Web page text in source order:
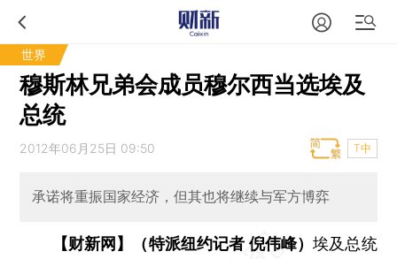
世界
穆斯林兄弟会成员穆尔西当选埃及
总统
2012年06月25日 09:50 T中
承诺将重振国家经济，但其也将继续与军方博弈
【财新网】（特派纽约记者 倪伟峰）埃及总统